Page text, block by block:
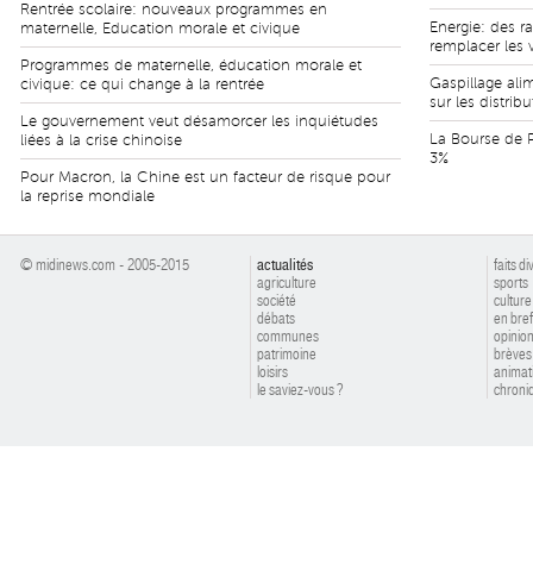
Rentrée scolaire: nouveaux programmes en
maternelle, Education morale et civique
Programmes de maternelle, éducation morale et
civique: ce qui change à la rentrée
Le gouvernement veut désamorcer les inquiétudes
liées à la crise chinoise
Pour Macron, la Chine est un facteur de risque pour
la reprise mondiale
Energie: des
remplacer les
Gaspillage
sur les
La Bourse de
3%
© midinews.com - 2005-2015
actualités
agriculture
société
débats
communes
patrimoine
loisirs
le saviez-vous ?
faits
sports
culture
en bref
brèves